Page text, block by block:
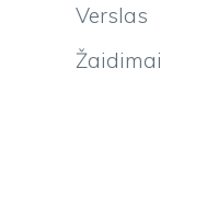
Verslas
Žaidimai